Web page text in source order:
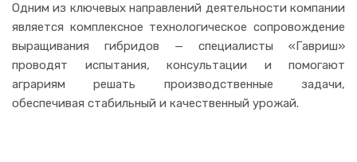
Одним из ключевых направлений деятельности компании
является комплексное технологическое сопровождение
выращивания гибридов — специалисты «Гавриш»
проводят испытания, консультации и помогают
аграриям решать производственные задачи,
обеспечивая стабильный и качественный урожай.